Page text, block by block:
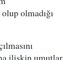
olmadığı
ilişkin umutlar,